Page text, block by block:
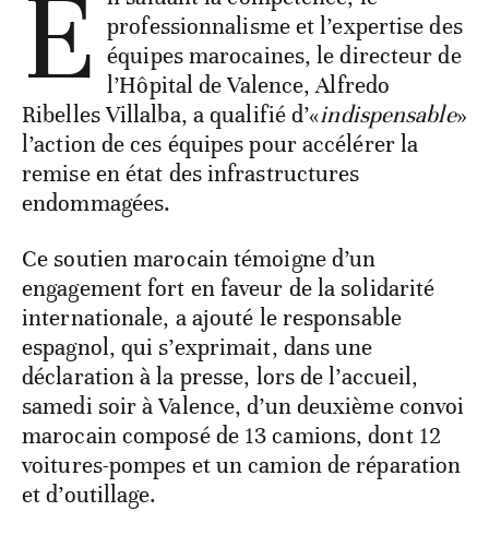
E professionnalisme et l’expertise des
équipes marocaines, le directeur de
l’Hôpital de Valence, Alfredo
Ribelles Villalba, a qualifié d’«indispensable»
l’action de ces équipes pour accélérer la
remise en état des infrastructures
endommagées.
Ce soutien marocain témoigne d’un
engagement fort en faveur de la solidarité
internationale, a ajouté le responsable
espagnol, qui s’exprimait, dans une
déclaration à la presse, lors de l’accueil,
samedi soir à Valence, d’un deuxième convoi
marocain composé de 13 camions, dont 12
voitures-pompes et un camion de réparation
et d’outillage.